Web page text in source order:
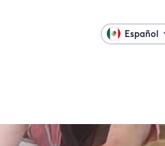
Español